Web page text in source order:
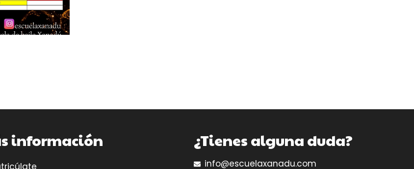
información ¿Tienes alguna duda?
info@escuelaxanadu.com